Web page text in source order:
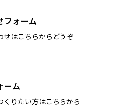
フォーム
せはこちらからどうぞ
ーム
くりたい方はこちらから